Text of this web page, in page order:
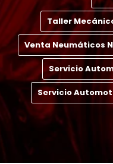
Taller
Venta Neumáticos
Servicio
Servicio